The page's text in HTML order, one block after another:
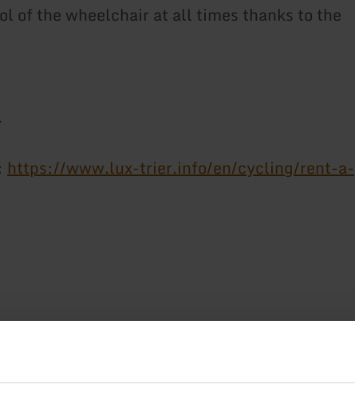
of the wheelchair at all times thanks to the
https://www.lux-trier.info/en/cycling/rent-a-